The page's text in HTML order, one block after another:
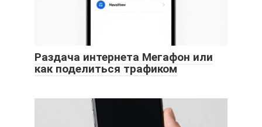
Раздача интернета Мегафон или
как поделиться трафиком